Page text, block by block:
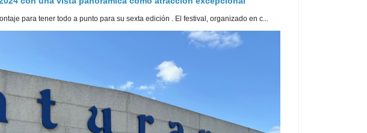
para tener todo a punto para su sexta edición . El festival, organizado en c...